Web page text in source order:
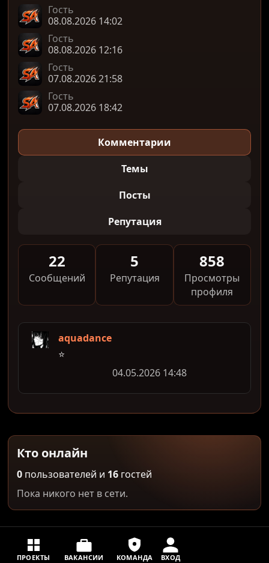
Гость
08.08.2026 14:02
Гость
08.08.2026 12:16
Гость
07.08.2026 21:58
Гость
07.08.2026 18:42
Комментарии
Темы
Посты
Репутация
22
Сообщений
5
Репутация
858
Просмотры
профиля
aquadance
⭐
04.05.2026 14:48
Кто онлайн
0 пользователей и 16 гостей
Пока никого нет в сети.
ПРОЕКТЫ ВАКАНСИИ КОМАНДА ВХОД